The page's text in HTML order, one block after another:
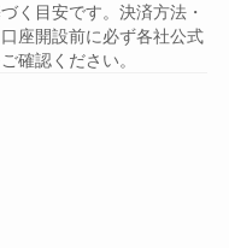
く目安です。決済方法・
座開設前に必ず各社公式
確認ください。